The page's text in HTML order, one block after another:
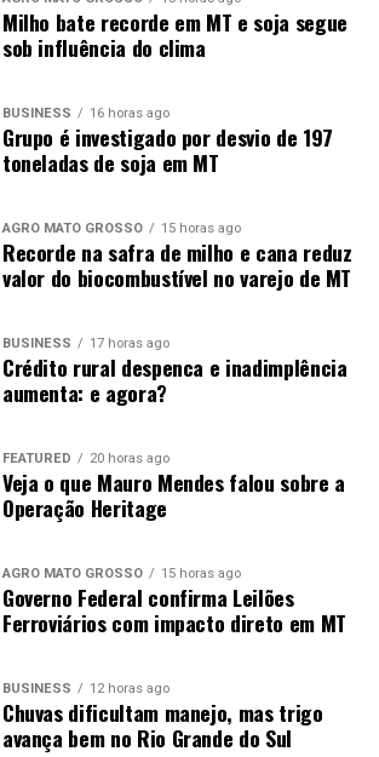
Milho bate recorde em MT e soja segue
sob influência do clima
BUSINESS 16 horas ago
Grupo é investigado por desvio de 197
toneladas de soja em MT
AGRO MATO GROSSO 15 horas ago
Recorde na safra de milho e cana reduz
valor do biocombustível no varejo de MT
BUSINESS 17 horas ago
Crédito rural despenca e inadimplência
aumenta: e agora?
FEATURED 20 horas ago
Veja o que Mauro Mendes falou sobre a
Operação Heritage
AGRO MATO GROSSO 15 horas ago
Governo Federal confirma Leilões
Ferroviários com impacto direto em MT
BUSINESS 12 horas ago
Chuvas dificultam manejo, mas trigo
avança bem no Rio Grande do Sul